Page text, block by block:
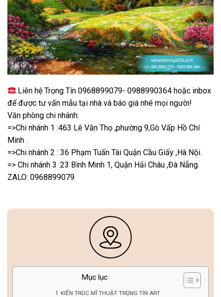
.Liên hệ Trọng Tín 0968899079- 0988990364 hoặc inbox
để được tư vấn mẫu tại nhà và báo giá nhé mọi người!
Văn phòng chi nhánh:
=>Chi nhánh 1 :463 Lê Văn Thọ ,phường 9,Gò Vấp Hồ Chí
Minh .
=>Chi nhánh 2 : 36 Phạm Tuấn Tài Quận Cầu Giấy ,Hà Nội.
=> Chi nhánh 3 :23 Bình Minh 1, Quận Hải Châu ,Đà Nẵng.
ZALO: 0968899079
Mục lục
KIẾN TRÚC MĨ THUẬT TRỌNG TÍN ART